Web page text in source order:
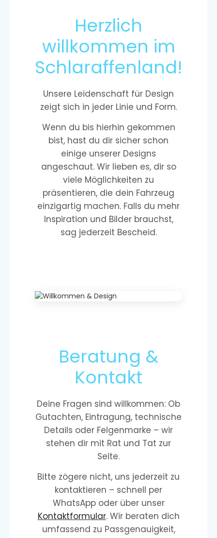
Herzlich
willkommen im
Schlaraffenland!
Unsere Leidenschaft für Design
zeigt sich in jeder Linie und Form.
Wenn du bis hierhin gekommen
bist, hast du dir sicher schon
einige unserer Designs
angeschaut. Wir lieben es, dir so
viele Möglichkeiten zu
präsentieren, die dein Fahrzeug
einzigartig machen. Falls du mehr
Inspiration und Bilder brauchst,
sag jederzeit Bescheid.
Beratung &
Kontakt
Deine Fragen sind willkommen: Ob
Gutachten, Eintragung, technische
Details oder Felgenmarke – wir
stehen dir mit Rat und Tat zur
Seite.
Bitte zögere nicht, uns jederzeit zu
kontaktieren – schnell per
WhatsApp oder über unser
Kontaktformular. Wir beraten dich
umfassend zu Passgenauigkeit,